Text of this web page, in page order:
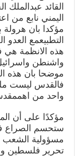
القائد عبدالملك
اليمني نابع من
مؤكدا بان هرولة
التطبيعمع العدو
هذه الانظمة هي
واشنطن
موضحا بان هذه
فالقدس ليست
واحد من اهم
مؤكدًا على أن
ستحسم الصراع
مسؤولية الشعب
تحرير فلسطين